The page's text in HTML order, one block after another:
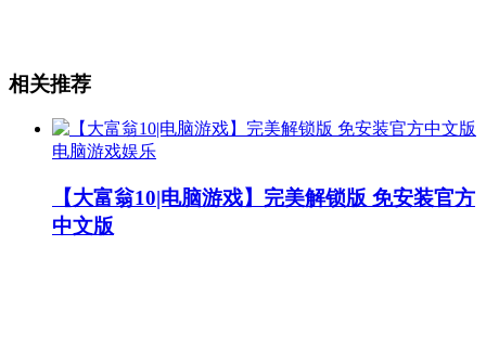
相关推荐
电脑游戏娱乐
【大富翁10|电脑游戏】完美解锁版 免安装官方
中文版